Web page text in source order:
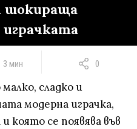
шокираща
3 мин 0
сладко и
модерна играчка,
която се появява във